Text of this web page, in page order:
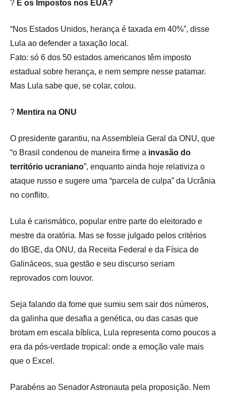
? E os Impostos nos EUA?
“Nos Estados Unidos, herança é taxada em 40%”, disse
Lula ao defender a taxação local.
Fato: só 6 dos 50 estados americanos têm imposto
estadual sobre herança, e nem sempre nesse patamar.
Mas Lula sabe que, se colar, colou.
? Mentira na ONU
O presidente garantiu, na Assembleia Geral da ONU, que
“o Brasil condenou de maneira firme a invasão do
território ucraniano”, enquanto ainda hoje relativiza o
ataque russo e sugere uma “parcela de culpa” da Ucrânia
no conflito.
Lula é carismático, popular entre parte do eleitorado e
mestre da oratória. Mas se fosse julgado pelos critérios
do IBGE, da ONU, da Receita Federal e da Física de
Galináceos, sua gestão e seu discurso seriam
reprovados com louvor.
Seja falando da fome que sumiu sem sair dos números,
da galinha que desafia a genética, ou das casas que
brotam em escala bíblica, Lula representa como poucos a
era da pós-verdade tropical: onde a emoção vale mais
que o Excel.
Parabéns ao Senador Astronauta pela proposição. Nem